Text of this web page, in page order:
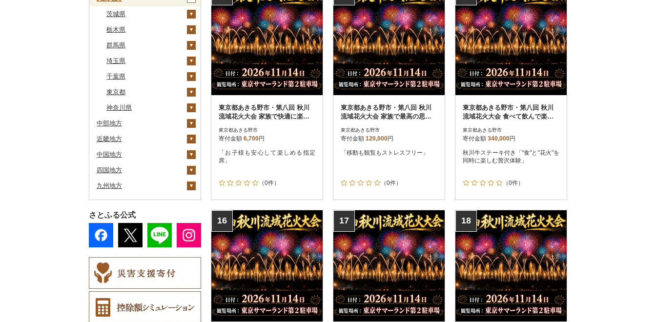
鹿部町
江差町
白老町
せたな町
旭川市
森町
稚内市
標津町
清里町
北斗市
留萌市
白糠町
釧路町
名寄市
美唄市
厚岸町
南富良野町
上富良野町
紋別市
十和田市
大鰐町
南部町
五戸町
藤崎町
六ヶ所村
東北町
三戸町
東通村
黒石市
おいらせ町
鶴田町
階上町
深浦町
青森市
田子町
横浜町
佐井村
岩手県
宮古市
軽米町
岩手町
矢巾町
釜石市
野田村
普代村
一戸町
陸前高田市
紫波町
滝沢市
住田町
葛巻町
花巻市
岩泉町
盛岡市
奥州市
宮城県
柴田町
色麻町
丸森町
大衡村
加美町
利府町
白石市
登米市
山元町
名取市
川崎町
村田町
栗原市
富谷市
七ヶ宿町
塩竈市
秋田県
大潟村
横手市
能代市
小坂町
仙北市
井川町
潟上市
三種町
藤里町
湯沢市
大館市
由利本荘市
にかほ市
秋田県（県庁）
男鹿市
山形県
村山市
尾花沢市
上山市
河北町
酒田市
新庄市
長井市
小国町
南陽市
中山町
庄内町
大石田町
鶴岡市
金山町
福島県
天栄村
広野町
鏡石町
須賀川市
小野町
棚倉町
古殿町
昭和村
下郷町
西郷村
二本松市
川俣町
西会津町
茨城県
土浦市
取手市
つくば市
稲敷市
潮来市
五霞町
北茨城市
境町
かすみがうら市
牛久市
常陸太田市
つくばみらい市
下妻市
茨城町
神栖市
東海村
大洗町
栃木県
那須塩原市
市貝町
塩谷町
上三川町
佐野市
真岡市
高根沢町
大田原市
栃木市
日光市
小山市
宇都宮市
栃木県（県庁）
那珂川町
那須烏山市
さくら市
群馬県
榛東村
下仁田町
玉村町
安中市
川場村
昭和村
甘楽町
明和町
沼田市
桐生市
吉岡町
太田市
高山村
千代田町
片品村
埼玉県
春日部市
蕨市
戸田市
毛呂山町
久喜市
ふじみ野市
川島町
上里町
川口市
飯能市
長瀞町
羽生市
坂戸市
埼玉県（県庁）
千葉県
勝浦市
袖ケ浦市
我孫子市
長柄町
芝山町
八千代市
横芝光町
多古町
白子町
栄町
香取市
銚子市
旭市
東京都
八王子市
日野市
昭島市
武蔵村山市
葛飾区
小金井市
墨田区
東久留米市
利島村
瑞穂町
府中市
東村山市
神奈川県
南足柄市
松田町
大井町
中井町
愛川町
山北町
真鶴町
清川村
開成町
神奈川県（県庁）
大和市
中部地方
新潟県
十日町市
弥彦村
阿賀町
出雲崎町
魚沼市
佐渡市
燕市
関川村
加茂市
富山県
射水市
氷見市
朝日町
高岡市
魚津市
砺波市
黒部市
富山県（県庁）
石川県
羽咋市
七尾市
白山市
穴水町
輪島市
石川県（県庁）
能登町
福井県
美浜町
小浜市
越前町
若狭町
高浜町
福井県（県庁）
山梨県
富士吉田市
甲斐市
山梨市
大月市
韮崎市
長野県
高森町
御代田町
青木村
長野県（県庁）
岐阜県
養老町
池田町
瑞穂市
静岡県
静岡市
函南町
愛知県
清須市
安城市
近畿地方
三重県
鈴鹿市
伊賀市
木曽岬町
多気町
松阪市
桑名市
明和町
いなべ市
滋賀県
長浜市
高島市
草津市
近江八幡市
竜王町
湖南市
彦根市
京都府
宮津市
伊根町
与謝野町
福知山市
城陽市
京丹後市
大阪府
茨木市
豊能町
枚方市
泉佐野市
藤井寺市
兵庫県
上郡町
神河町
太子町
佐用町
奈良県
曽爾村
宇陀市
山添村
和歌山県
有田市
広川町
中国地方
鳥取県
鳥取県（県庁）
米子市
大山町
琴浦町
日野町
北栄町
智頭町
島根県
雲南市
海士町
津和野町
飯南町
知夫村
吉賀町
岡山県
津山市
西粟倉村
久米南町
新見市
浅口市
広島県
安芸太田町
世羅町
廿日市市
福山市
山口県
柳井市
山口県（県庁）
田布施町
四国地方
徳島県
阿波市
牟岐町
那賀町
三好市
藍住町
東みよし町
香川県
高松市
直島町
さぬき市
三豊市
宇多津町
愛媛県
今治市
鬼北町
八幡浜市
上島町
高知県
香美市
芸西村
日高村
九州地方
福岡県
那珂川市
添田町
大刀洗町
苅田町
春日市
佐賀県
嬉野市
佐賀県（県庁）
江北町
多久市
長崎県
松浦市
諫早市
長与町
熊本県
湯前町
菊池市
大分県
九重町
竹田市
宮崎県
宮崎市
指宿市
沖縄県
さとふる公式
東京都あきる野市・第八回 秋川
流域花火大会 家族で快適に楽し
東京都あきる野市
寄付金額 6,700円
「お子様も安心して楽しめる指定
席」
（0件）
東京都あきる野市・第八回 秋川
流域花火大会 家族で最高の思い
東京都あきる野市
寄付金額 120,000円
「移動も観覧もストレスフリー」
（0件）
東京都あきる野市・第八回 秋川
流域花火大会 食べて飲んで楽し
場)
東京都あきる野市
寄付金額 340,000円
秋川牛ステーキ付き「"食"と"花火"を
同時に楽しむ贅沢体験」
（0件）
16 17 18